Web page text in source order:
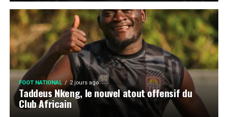
FOOT NATIONAL 2 jours ago
Taddeus Nkeng, le nouvel atout offensif du
Club Africain